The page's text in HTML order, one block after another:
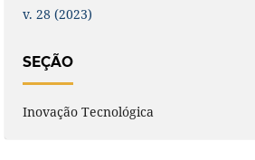
v. 28 (2023)
SEÇÃO
Inovação Tecnológica